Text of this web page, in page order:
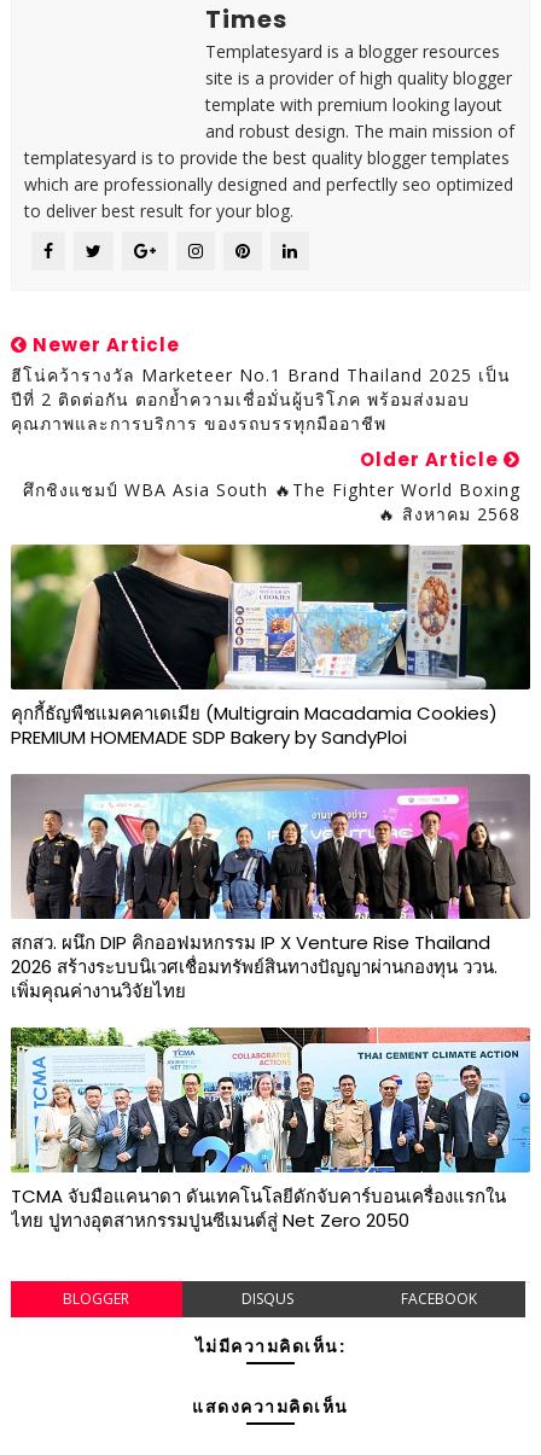
Times
Templatesyard is a blogger resources
site is a provider of high quality blogger
template with premium looking layout
and robust design. The main mission of
templatesyard is to provide the best quality blogger templates
which are professionally designed and perfectlly seo optimized
to deliver best result for your blog.
Newer Article
ฮีโน่คว้ารางวัล Marketeer No.1 Brand Thailand 2025 เป็น
ปีที่ 2 ติดต่อกัน ตอกย้ำความเชื่อมั่นผู้บริโภค พร้อมส่งมอบ
คุณภาพและการบริการ ของรถบรรทุกมืออาชีพ
Older Article
ศึกชิงแชมป์ WBA Asia South 🔥The Fighter World Boxing
🔥 สิงหาคม 2568
คุกกี้ธัญพืชแมคคาเดเมีย (Multigrain Macadamia Cookies)
PREMIUM HOMEMADE SDP Bakery by SandyPloi
สกสว. ผนึก DIP คิกออฟมหกรรม IP X Venture Rise Thailand
2026 สร้างระบบนิเวศเชื่อมทรัพย์สินทางปัญญาผ่านกองทุน ววน.
เพิ่มคุณค่างานวิจัยไทย
TCMA จับมือแคนาดา ดันเทคโนโลยีดักจับคาร์บอนเครื่องแรกใน
ไทย ปูทางอุตสาหกรรมปูนซีเมนต์สู่ Net Zero 2050
BLOGGER DISQUS FACEBOOK
ไม่มีความคิดเห็น:
แสดงความคิดเห็น